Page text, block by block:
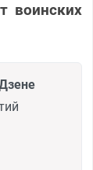
воинских